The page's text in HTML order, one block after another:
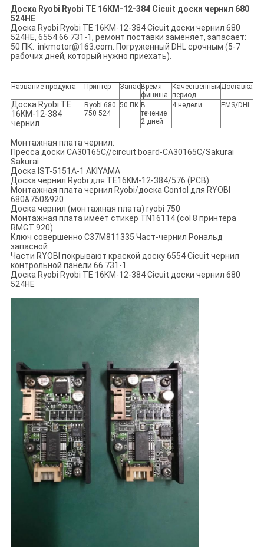
Доска Ryobi Ryobi TE 16KM-12-384 Cicuit доски чернил 680
524HE
Доска Ryobi Ryobi TE 16KM-12-384 Cicuit доски чернил 680
524HE, 6554 66 731-1, ремонт поставки заменяет, запасает:
50 ПК. inkmotor@163.com. Погруженный DHL срочным (5-7
рабочих дней, который нужно приехать).
Название продукта Принтер Запас Время
финиша
Качественный
период
Доставка
Доска Ryobi TE
16KM-12-384
чернил
Ryobi 680
750 524
50 ПК В
течение
2 дней
4 недели EMS/DHL
Монтажная плата чернил:
Пресса доски CA30165C//circuit board-CA30165C/Sakurai
Sakurai
Доска IST-5151A-1 AKIYAMA
Доска чернил Ryobi для TE16KM-12-384/576 (PCB)
Монтажная плата чернил Ryobi/доска Contol для RYOBI
680&750&920
Доска чернил (монтажная плата) ryobi 750
Монтажная плата имеет стикер TN16114 (col 8 принтера
RMGT 920)
Ключ совершенно C37M811335 Част-чернил Рональд
запасной
Части RYOBI покрывают краской доску 6554 Cicuit чернил
контрольной панели 66 731-1
Доска Ryobi Ryobi TE 16KM-12-384 Cicuit доски чернил 680
524HE